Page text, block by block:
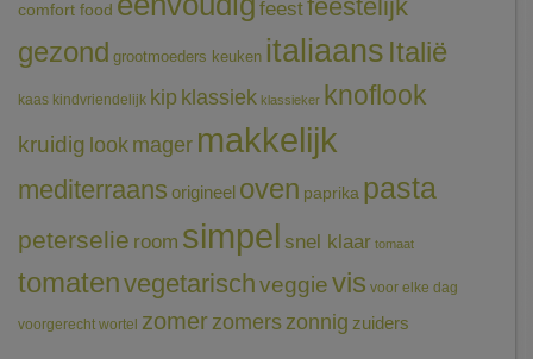
comfort food feestfeestelijk
gezond grootmoeders keuken italiaans Italië
kaas kindvriendelijk kip klassiek klassieker knoflook
kruidig look mager makkelijk
mediterraans origineel oven paprika pasta
peterselie room simpel snel klaar tomaat
tomatenvegetarischveggievis voor elke dag
voorgerecht wortel zomerzomerszonnig zuiders